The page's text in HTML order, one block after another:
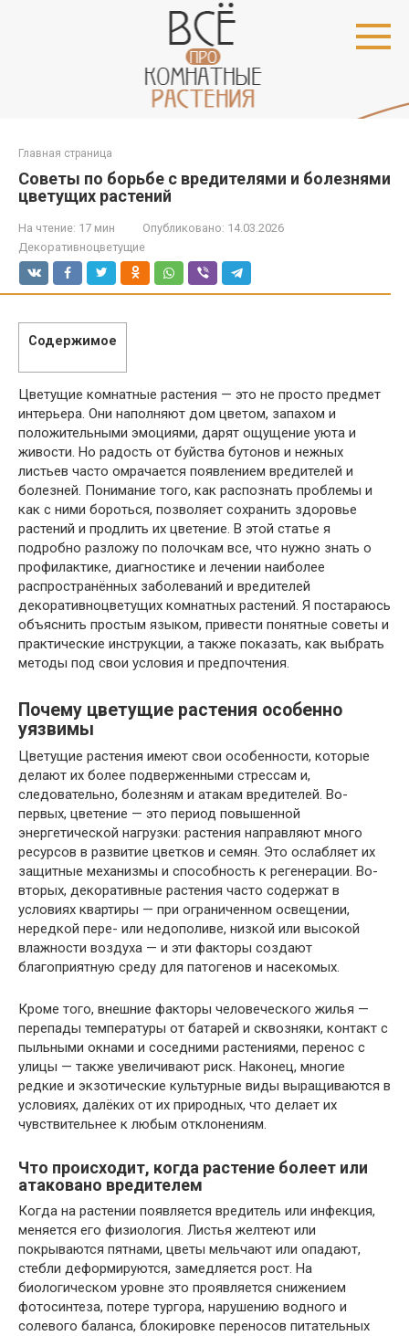
Главная страница
Советы по борьбе с вредителями и болезнями
цветущих растений
На чтение: 17 мин Опубликовано: 14.03.2026
Декоративноцветущие
Содержимое
Цветущие комнатные растения — это не просто предмет
интерьера. Они наполняют дом цветом, запахом и
положительными эмоциями, дарят ощущение уюта и
живости. Но радость от буйства бутонов и нежных
листьев часто омрачается появлением вредителей и
болезней. Понимание того, как распознать проблемы и
как с ними бороться, позволяет сохранить здоровье
растений и продлить их цветение. В этой статье я
подробно разложу по полочкам все, что нужно знать о
профилактике, диагностике и лечении наиболее
распространённых заболеваний и вредителей
декоративноцветущих комнатных растений. Я постараюсь
объяснить простым языком, привести понятные советы и
практические инструкции, а также показать, как выбрать
методы под свои условия и предпочтения.
Почему цветущие растения особенно
уязвимы
Цветущие растения имеют свои особенности, которые
делают их более подверженными стрессам и,
следовательно, болезням и атакам вредителей. Во-
первых, цветение — это период повышенной
энергетической нагрузки: растения направляют много
ресурсов в развитие цветков и семян. Это ослабляет их
защитные механизмы и способность к регенерации. Во-
вторых, декоративные растения часто содержат в
условиях квартиры — при ограниченном освещении,
нередкой пере- или недополиве, низкой или высокой
влажности воздуха — и эти факторы создают
благоприятную среду для патогенов и насекомых.
Кроме того, внешние факторы человеческого жилья —
перепады температуры от батарей и сквозняки, контакт с
пыльными окнами и соседними растениями, перенос с
улицы — также увеличивают риск. Наконец, многие
редкие и экзотические культурные виды выращиваются в
условиях, далёких от их природных, что делает их
чувствительнее к любым отклонениям.
Что происходит, когда растение болеет или
атаковано вредителем
Когда на растении появляется вредитель или инфекция,
меняется его физиология. Листья желтеют или
покрываются пятнами, цветы мельчают или опадают,
стебли деформируются, замедляется рост. На
биологическом уровне это проявляется снижением
фотосинтеза, потере тургора, нарушению водного и
солевого баланса, блокировке переносов питательных